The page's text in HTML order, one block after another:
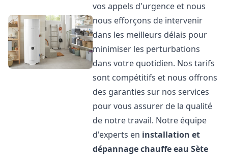
vos appels d'urgence et nous
nous efforçons de intervenir
dans les meilleurs délais pour
minimiser les perturbations
dans votre quotidien. Nos tarifs
sont compétitifs et nous offrons
des garanties sur nos services
pour vous assurer de la qualité
de notre travail. Notre équipe
d'experts en installation et
dépannage chauffe eau Sète